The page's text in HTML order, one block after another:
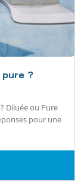
?
Diluée ou Pure
pour une